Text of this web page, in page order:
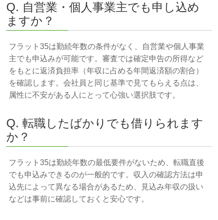
Q. 自営業・個人事業主でも申し込め
ますか？
フラット35は勤続年数の条件がなく、自営業や個人事業
主でも申込みが可能です。審査では確定申告の所得など
をもとに返済負担率（年収に占める年間返済額の割合）
を確認します。会社員と同じ基準で見てもらえる点は、
属性に不安がある人にとって心強い選択肢です。
Q. 転職したばかりでも借りられます
か？
フラット35は勤続年数の最低要件がないため、転職直後
でも申込みできるのが一般的です。収入の確認方法は申
込先によって異なる場合があるため、見込み年収の扱い
などは事前に確認しておくと安心です。